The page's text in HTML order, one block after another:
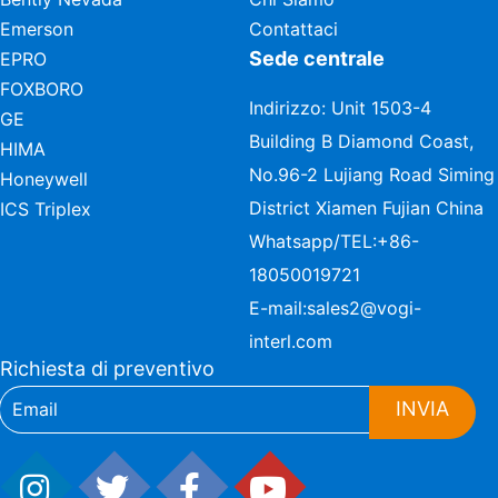
Emerson
EPRO
FOXBORO
GE
HIMA
Honeywell
ICS Triplex
Contattaci
Sede centrale
Indirizzo: Unit 1503-4
Building B Diamond Coast,
No.96-2 Lujiang Road Siming
District Xiamen Fujian China
Whatsapp/TEL:+86-
18050019721
E-mail:sales2@vogi-
interl.com
Richiesta di preventivo
INVIA